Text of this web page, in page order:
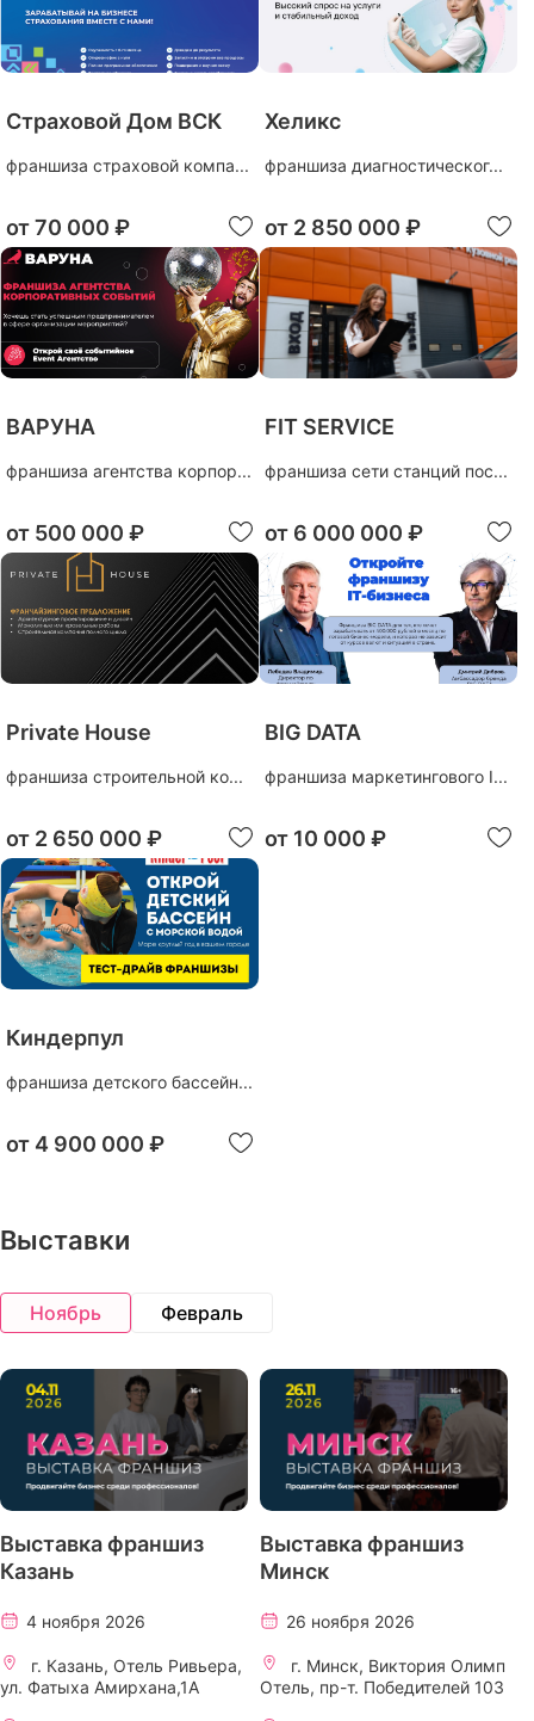
Страховой Дом ВСК
франшиза страховой компа...
от70 000 ₽
Хеликс
франшиза диагностическог...
от 2 850 000 ₽
ВАРУНА
франшиза агентства корпор...
от 500 000 ₽
FIT SERVICE
франшиза сети станций пос...
от 6 000 000 ₽
Private House
франшиза строительной ко...
от 2 650 000 ₽
BIG DATA
франшиза маркетингового I...
от 10 000 ₽
Киндерпул
франшиза детского бассейн...
от 4 900 000 ₽
Выставки
Ноябрь Февраль
Выставка франшиз
Казань
4 ноября 2026
г. Казань, Отель Ривьера,
ул. Фатыха Амирхана,1А
Выставка франшиз
Минск
26 ноября 2026
г. Минск, Виктория Олимп
Отель, пр-т. Победителей 103